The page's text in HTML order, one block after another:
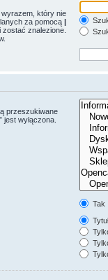
który nie
za pomocą |
znalezione.
przeszukiwane
wyłączona.
Tak